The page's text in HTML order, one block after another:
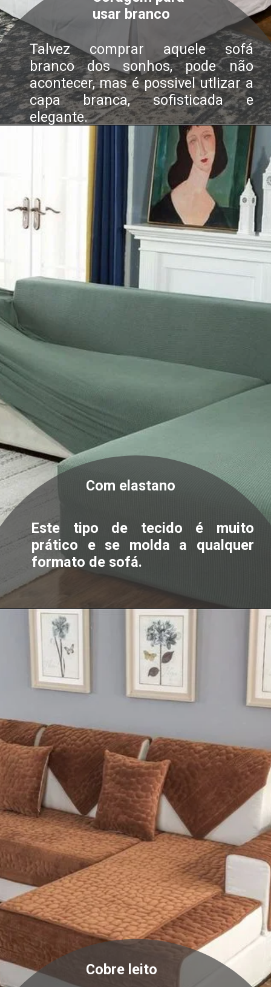
usar branco
Talvez comprar aquele sofá
branco dos sonhos, pode não
acontecer, mas é possivel utlizar a
capa branca, sofisticada e
elegante.
Com elastano
Este tipo de tecido é muito
prático e se molda a qualquer
formato de sofá.
Cobre leito